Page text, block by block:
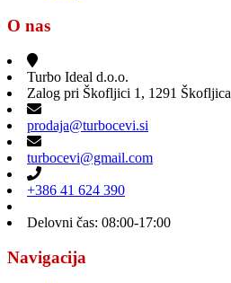
O nas
Turbo Ideal d.o.o.
Zalog pri Škofljici 1, 1291 Škofljica
prodaja@turbocevi.si
turbocevi@gmail.com
+386 41 624 390
Delovni čas: 08:00-17:00
Navigacija